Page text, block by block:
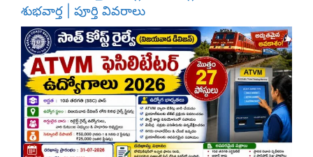
శుభవార్త | పూర్తి వివరాలు